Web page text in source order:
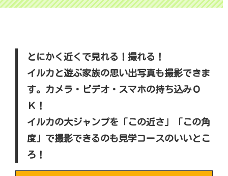
とにかく近くで見れる！撮れる！
イルカと遊ぶ家族の思い出写真も撮影できま
す。カメラ・ビデオ・スマホの持ち込みＯ
Ｋ！
イルカの大ジャンプを「この近さ」「この角
度」で撮影できるのも見学コースのいいとこ
ろ！